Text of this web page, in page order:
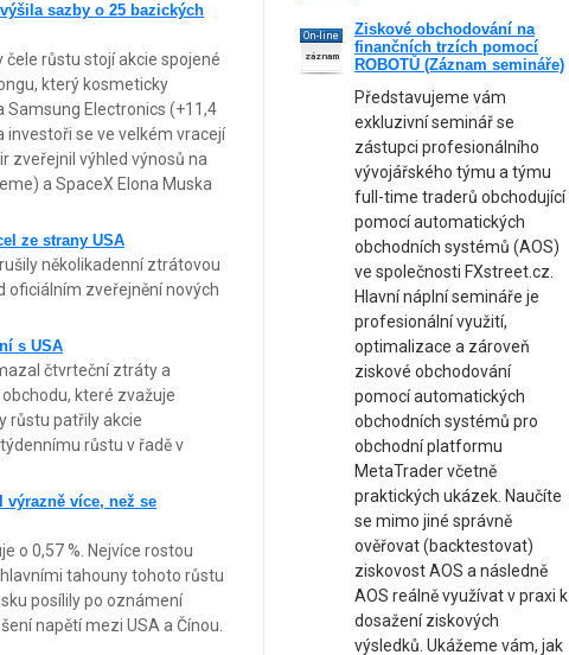
sazby o 25 bazických
čele růstu stojí akcie spojené
který kosmeticky
Samsung Electronics (+11,4
investoři se ve velkém vracejí
zveřejnil výhled výnosů na
a SpaceX Elona Muska
ze strany USA
několikadenní ztrátovou
oficiálním zveřejnění nových
s USA
čtvrteční ztráty a
které zvažuje
růstu patřily akcie
růstu v řadě v
více, než se
o 0,57 %. Nejvíce rostou
tahouny tohoto růstu
posílily po oznámení
napětí mezi USA a Čínou.
On-line
záznam
Ziskové obchodování na
finančních trzích pomocí
ROBOTŮ (Záznam semináře)
Představujeme vám
exkluzivní seminář se
zástupci profesionálního
vývojářského týmu a týmu
full-time traderů obchodující
pomocí automatických
obchodních systémů (AOS)
ve společnosti FXstreet.cz.
Hlavní náplní semináře je
profesionální využití,
optimalizace a zároveň
ziskové obchodování
pomocí automatických
obchodních systémů pro
obchodní platformu
MetaTrader včetně
praktických ukázek. Naučíte
se mimo jiné správně
ověřovat (backtestovat)
ziskovost AOS a následně
AOS reálně využívat v praxi k
dosažení ziskových
výsledků. Ukážeme vám, jak